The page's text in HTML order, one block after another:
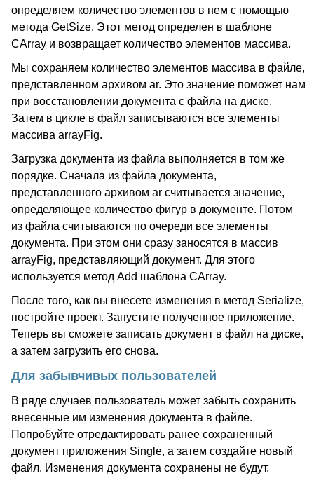
определяем количество элементов в нем с помощью
метода GetSize. Этот метод определен в шаблоне
CArray и возвращает количество элементов массива.
Мы сохраняем количество элементов массива в файле,
представленном архивом ar. Это значение поможет нам
при восстановлении документа с файла на диске.
Затем в цикле в файл записываются все элементы
массива arrayFig.
Загрузка документа из файла выполняется в том же
порядке. Сначала из файла документа,
представленного архивом ar считывается значение,
определяющее количество фигур в документе. Потом
из файла считываются по очереди все элементы
документа. При этом они сразу заносятся в массив
arrayFig, представляющий документ. Для этого
используется метод Add шаблона CArray.
После того, как вы внесете изменения в метод Serialize,
постройте проект. Запустите полученное приложение.
Теперь вы сможете записать документ в файл на диске,
а затем загрузить его снова.
Для забывчивых пользователей
В ряде случаев пользователь может забыть сохранить
внесенные им изменения документа в файле.
Попробуйте отредактировать ранее сохраненный
документ приложения Single, а затем создайте новый
файл. Изменения документа сохранены не будут.